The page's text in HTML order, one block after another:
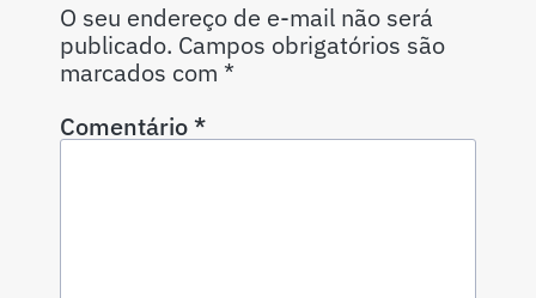
O seu endereço de e-mail não será
publicado. Campos obrigatórios são
marcados com *
Comentário*